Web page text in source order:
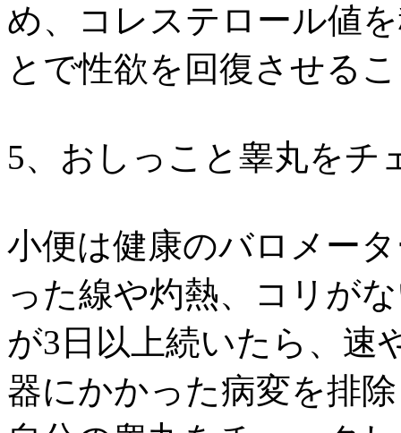
め、コレステロール値
とで性欲を回復させる
5、おしっこと睾丸をチ
小便は健康のバロメー
った線や灼熱、コリが
が3日以上続いたら、速
器にかかった病変を排